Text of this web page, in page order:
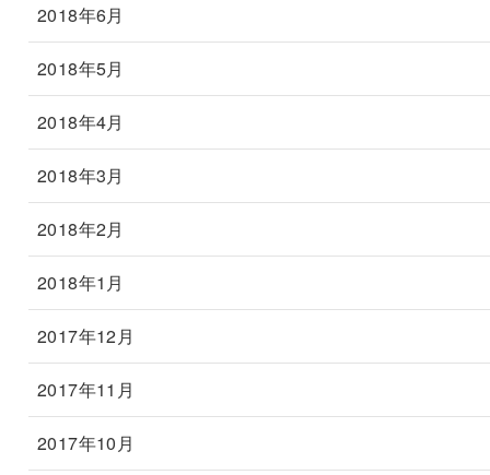
2018年6月
2018年5月
2018年4月
2018年3月
2018年2月
2018年1月
2017年12月
2017年11月
2017年10月